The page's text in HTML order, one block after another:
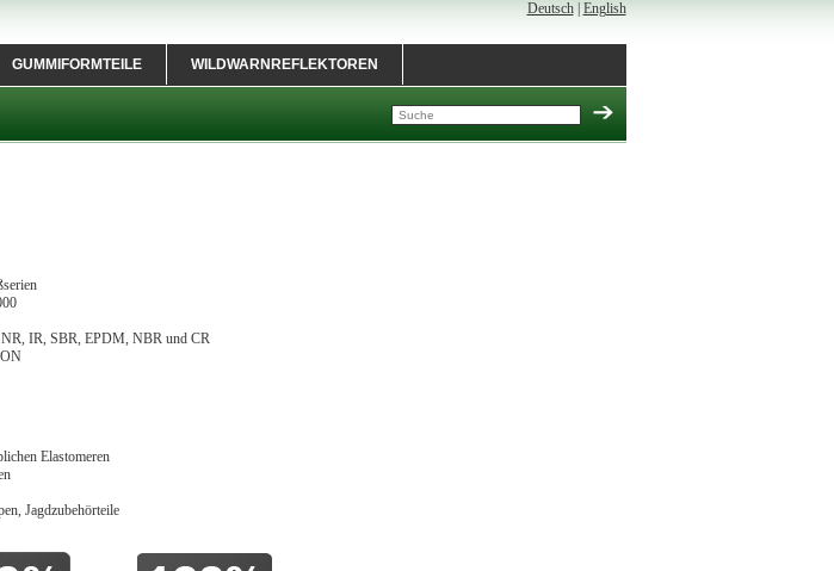
Deutsch| English
GUMMIFORMTEILE WILDWARNREFLEKTOREN
NR, IR, SBR, EPDM, NBR und CR
Elastomeren
Jagdzubehörteile